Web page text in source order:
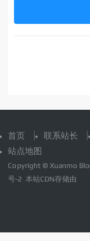
首页 联系站长
站点地图
Copyright © Xuanmo
号-2 本站CDN存储由